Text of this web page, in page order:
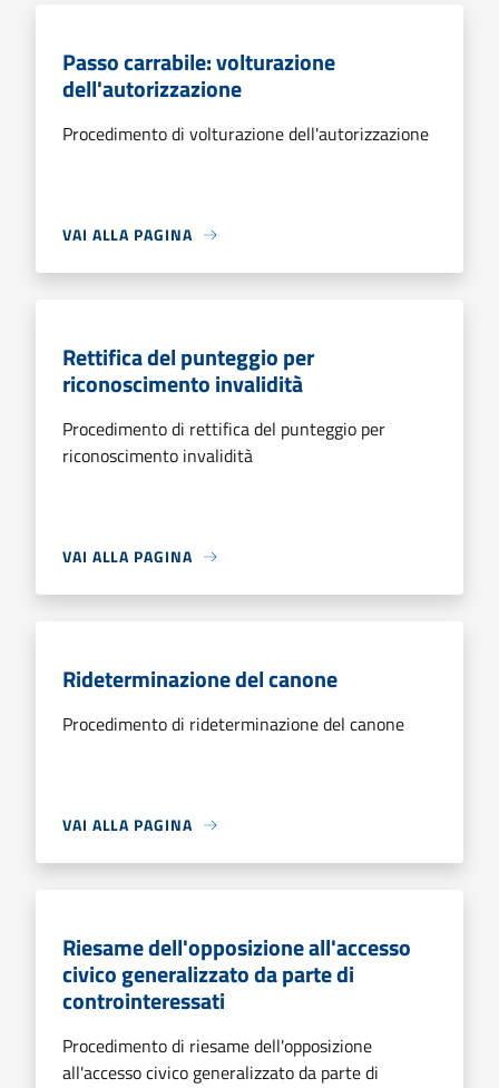
Passo carrabile: volturazione
dell'autorizzazione
Procedimento di volturazione dell'autorizzazione
VAI ALLA PAGINA
Rettifica del punteggio per
riconoscimento invalidità
Procedimento di rettifica del punteggio per
riconoscimento invalidità
VAI ALLA PAGINA
Rideterminazione del canone
Procedimento di rideterminazione del canone
VAI ALLA PAGINA
Riesame dell'opposizione all'accesso
civico generalizzato da parte di
controinteressati
Procedimento di riesame dell'opposizione
all'accesso civico generalizzato da parte di